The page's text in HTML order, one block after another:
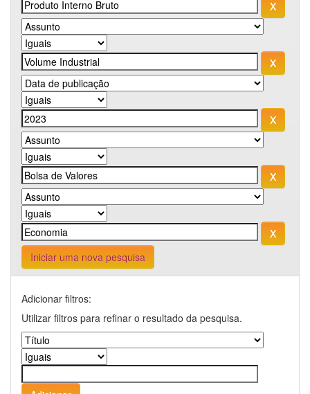
Iniciar uma nova pesquisa
Adicionar filtros:
Utilizar filtros para refinar o resultado da pesquisa.